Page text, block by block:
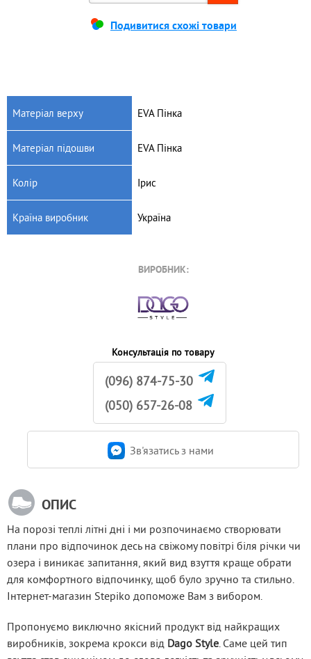
Подивитися схожі товари
Матеріал верху EVA Пінка
Матеріал підошви EVA Пінка
Колір Ірис
Країна виробник Україна
ВИРОБНИК:
Консультація по товару
(096) 874-75-30
(050) 657-26-08
Зв'язатись з нами
ОПИС
На порозі теплі літні дні і ми розпочинаємо створювати
плани про відпочинок десь на свіжому повітрі біля річки чи
озера і виникає запитання, який вид взуття краще обрати
для комфортного відпочинку, щоб було зручно та стильно.
Інтернет-магазин Stepiko допоможе Вам з вибором.
Пропонуємо виключно якісний продукт від найкращих
виробників, зокрема крокси від Dago Style. Саме цей тип